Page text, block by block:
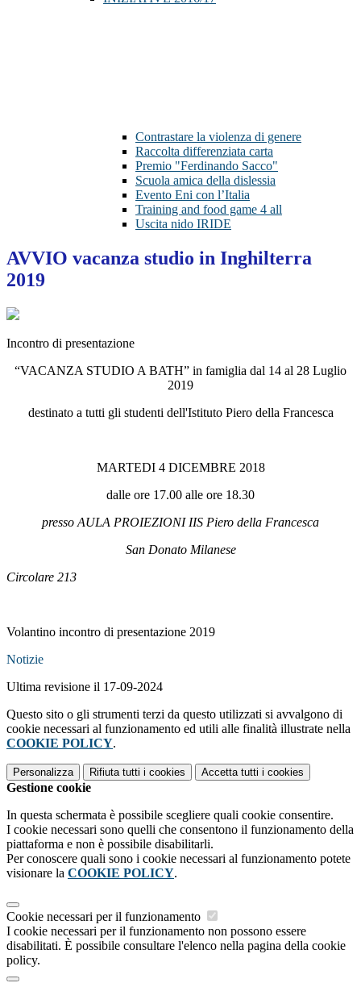
Contrastare la violenza di genere
Raccolta differenziata carta
Premio "Ferdinando Sacco"
Scuola amica della dislessia
Evento Eni con l’Italia
Training and food game 4 all
Uscita nido IRIDE
AVVIO vacanza studio in Inghilterra
2019
Incontro di presentazione
“VACANZA STUDIO A BATH” in famiglia dal 14 al 28 Luglio
2019
destinato a tutti gli studenti dell'Istituto Piero della Francesca
MARTEDI 4 DICEMBRE 2018
dalle ore 17.00 alle ore 18.30
presso AULA PROIEZIONI IIS Piero della Francesca
San Donato Milanese
Circolare 213
Volantino incontro di presentazione 2019
Notizie
Ultima revisione il 17-09-2024
Questo sito o gli strumenti terzi da questo utilizzati si avvalgono di
cookie necessari al funzionamento ed utili alle finalità illustrate nella
COOKIE POLICY.
Personalizza Rifiuta tutti i cookies Accetta tutti i cookies
Gestione cookie
In questa schermata è possibile scegliere quali cookie consentire.
I cookie necessari sono quelli che consentono il funzionamento della
piattaforma e non è possibile disabilitarli.
Per conoscere quali sono i cookie necessari al funzionamento potete
visionare la COOKIE POLICY.
Cookie necessari per il funzionamento
I cookie necessari per il funzionamento non possono essere
disabilitati. È possibile consultare l'elenco nella pagina della cookie
policy.